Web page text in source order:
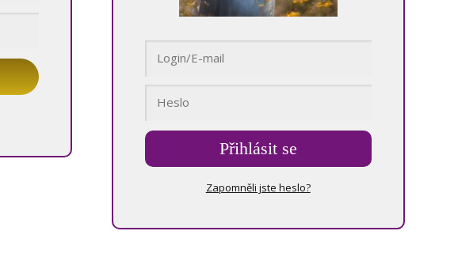
Přihlásit se
Zapomněli jste heslo?